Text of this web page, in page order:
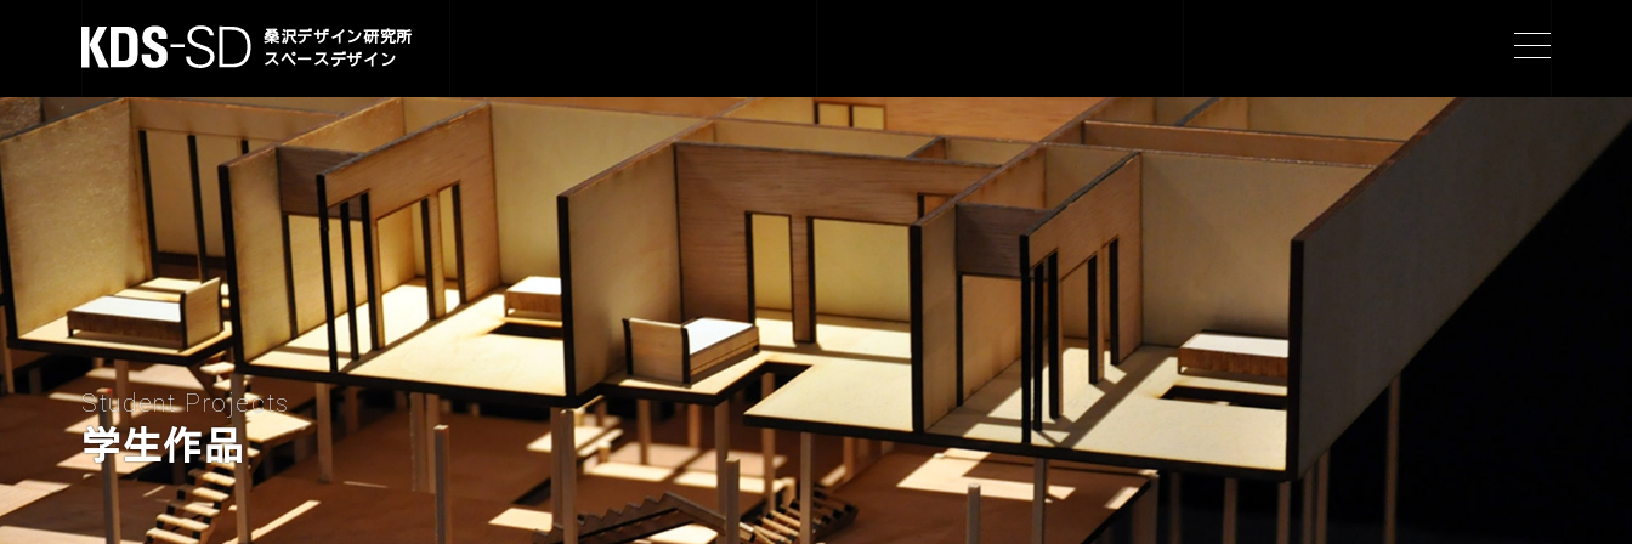
KDS-SD
桑沢デザイン研究所
スペースデザイン
Student Projects
学生作品